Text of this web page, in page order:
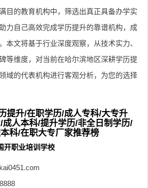
目的教育机构中，筛选出真正具备办学实
力自己高效完成学历提升的靠谱机构，成
本文将基于行业深度观察，从技术实力、
等维度，对当前在哈尔滨地区深耕学历提
域的代表机构进行客观分析，为您的选择
提升/在职学历/成人专科/大专升
成人本科/提升学历/非全日制学历/
科/在职大专厂家推荐榜
开职业培训学校